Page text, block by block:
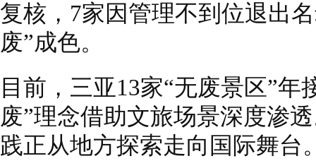
复核，7家因管理不到位退出
废”成色。
目前，三亚13家“无废景区”年
废”理念借助文旅场景深度渗
践正从地方探索走向国际舞台